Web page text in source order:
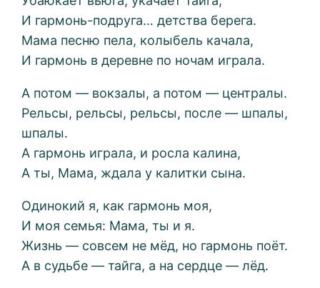
И гармонь-подруга… детства берега.
Мама песню пела, колыбель качала,
И гармонь в деревне по ночам играла.
А потом — вокзалы, а потом — централы.
Рельсы, рельсы, рельсы, после — шпалы,
шпалы.
А гармонь играла, и росла калина,
А ты, Мама, ждала у калитки сына.
Одинокий я, как гармонь моя,
И моя семья: Мама, ты и я.
Жизнь — совсем не мёд, но гармонь поёт.
А в судьбе — тайга, а на сердце — лёд.